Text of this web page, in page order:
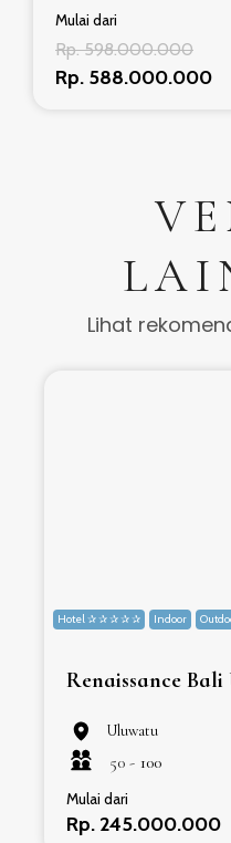
Mulai dari
Rp. 598.000.000
Rp. 588.000.000
Lihat
Hotel ✰ ✰ ✰ ✰ ✰ Indoor
Renaissance
Uluwatu
50 - 100
Mulai dari
Rp. 245.000.000